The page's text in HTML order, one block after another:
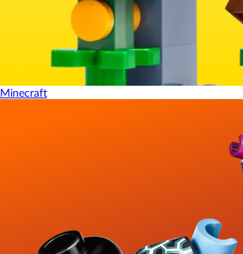
Minecraft